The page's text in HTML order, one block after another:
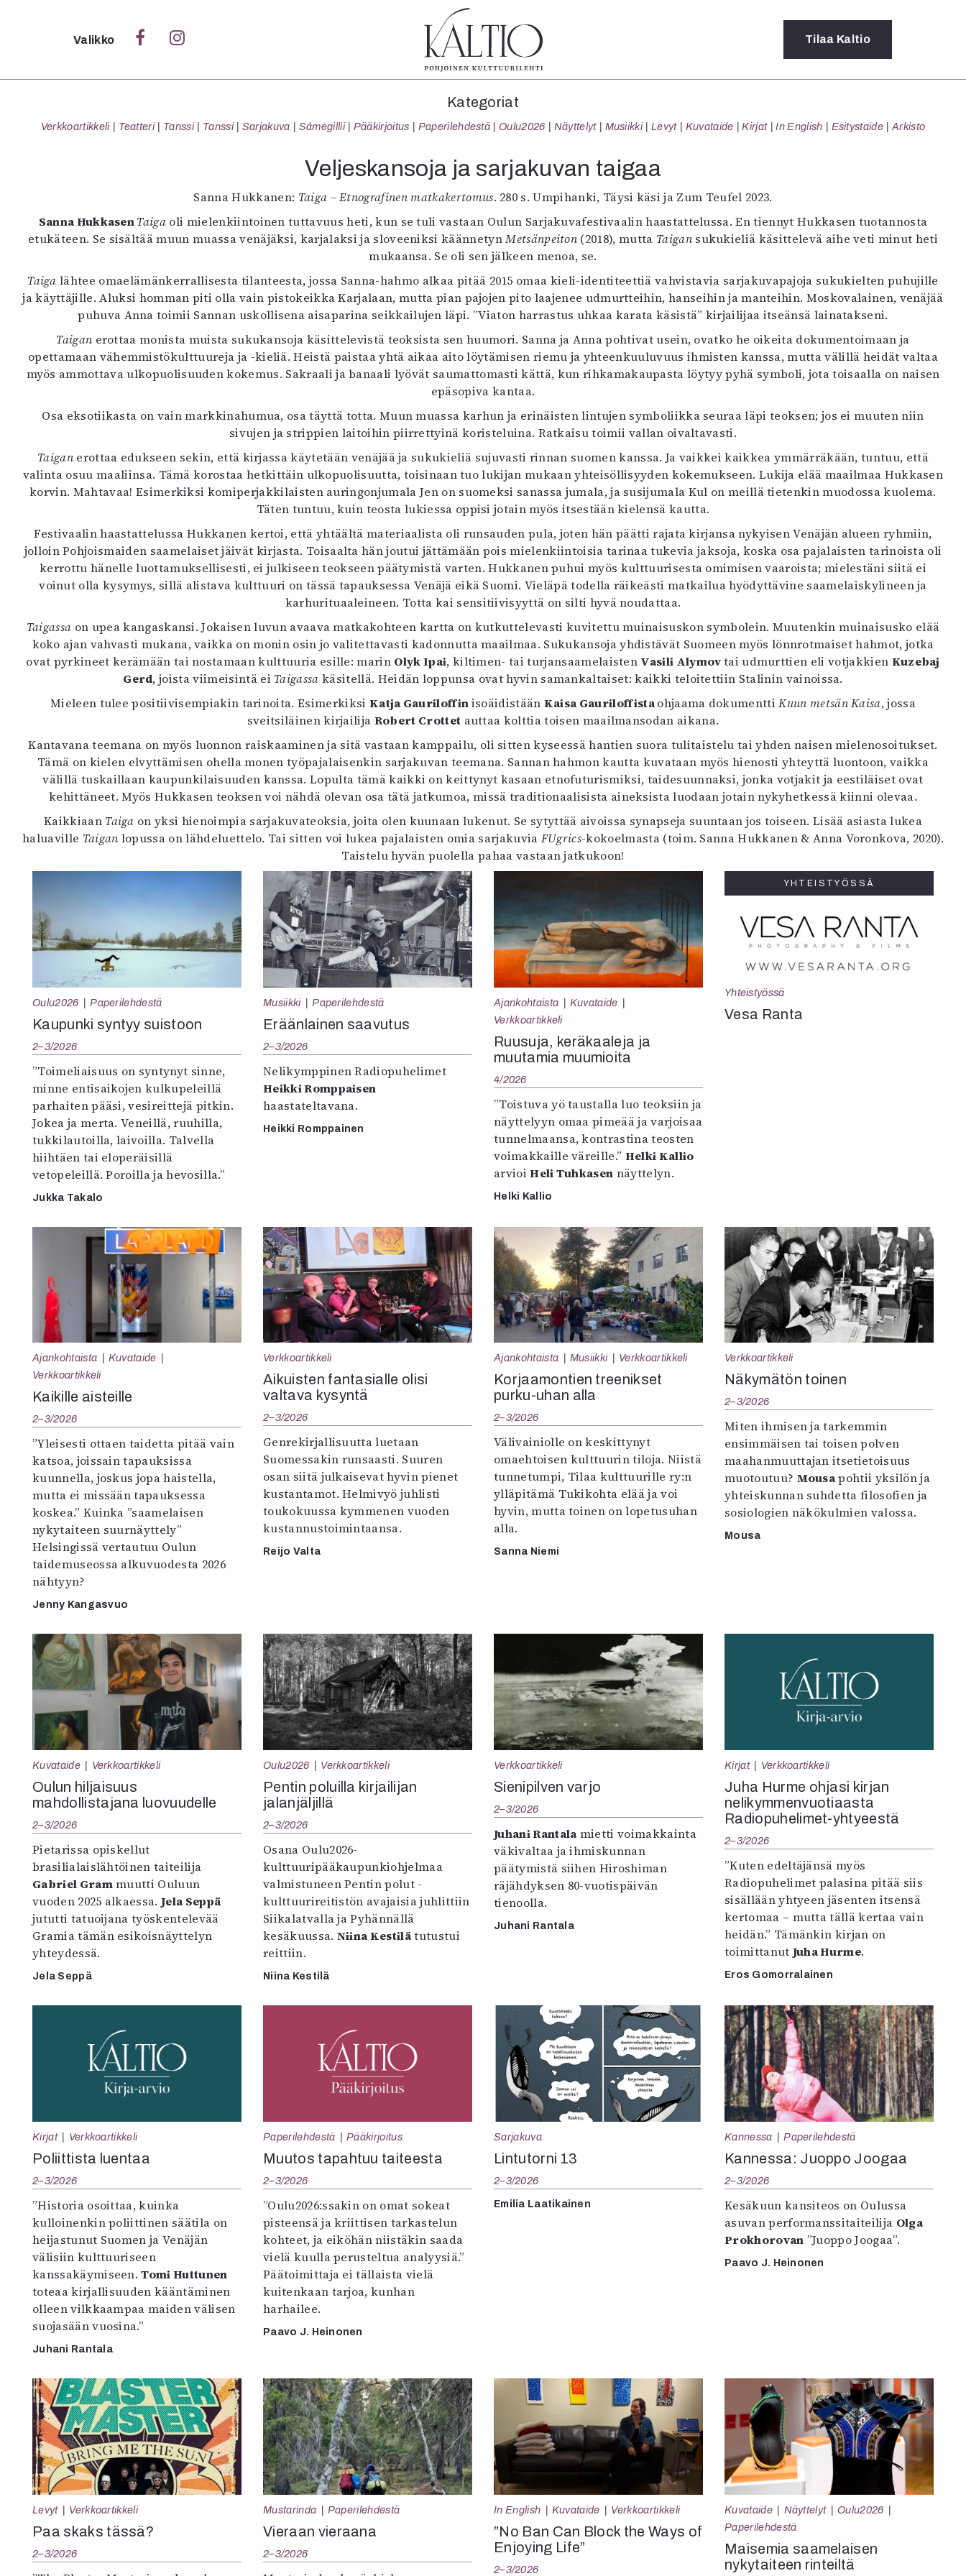
Sulje
Verkkoartikkeli
Tanssi
Tanssi
Sarjakuva
Pääkirjoitus
Paperilehdestä
Näyttelyt
Musiikki
Levyt
Kuvataide
Kirjat
In English
Esitystaide
Lehdet
4/2026
6/2025
5/2025 saame
Lehtiarkisto
Tilaus ja
Yhteistyössä
Toimitus
Mediatiedot
Valikko Tilaa Kaltio
Kategoriat
Verkkoartikkeli Teatteri Tanssi Tanssi Sarjakuva Sámegillii Pääkirjoitus Paperilehdestä Oulu2026 Näyttelyt Musiikki Levyt Kuvataide Kirjat In English Esitystaide Arkisto
Veljeskansoja ja sarjakuvan taigaa
Sanna Hukkanen: Taiga – Etnografinen matkakertomus. 280 s. Umpihanki, Täysi käsi ja Zum Teufel 2023.
Sanna HukkasenTaiga oli mielenkiintoinen tuttavuus heti, kun se tuli vastaan Oulun Sarjakuvafestivaalin haastattelussa. En tiennyt Hukkasen tuotannosta
etukäteen. Se sisältää muun muassa venäjäksi, karjalaksi ja sloveeniksi käännetynMetsänpeiton (2018), mutta Taigan sukukieliä käsittelevä aihe veti minut heti
mukaansa. Se oli sen jälkeen menoa, se.
Taigalähtee omaelämänkerrallisesta tilanteesta, jossa Sanna-hahmo alkaa pitää 2015 omaa kieli-identiteettiä vahvistavia sarjakuvapajoja sukukielten puhujille
ja käyttäjille. Aluksi homman piti olla vain pistokeikka Karjalaan, mutta pian pajojen pito laajenee udmurtteihin, hanseihin ja manteihin. Moskovalainen, venäjää
puhuva Anna toimii Sannan uskollisena aisaparina seikkailujen läpi. ”Viaton harrastus uhkaa karata käsistä” kirjailijaa itseänsä lainatakseni.
Taigan erottaa monista muista sukukansoja käsittelevistä teoksista sen huumori. Sanna ja Anna pohtivat usein, ovatko he oikeita dokumentoimaan ja
opettamaan vähemmistökulttuureja ja -kieliä. Heistä paistaa yhtä aikaa aito löytämisen riemu ja yhteenkuuluvuus ihmisten kanssa, mutta välillä heidät valtaa
myös ammottava ulkopuolisuuden kokemus. Sakraali ja banaali lyövät saumattomasti kättä, kun rihkamakaupasta löytyy pyhä symboli, jota toisaalla on naisen
epäsopiva kantaa.
Osa eksotiikasta on vain markkinahumua, osa täyttä totta. Muun muassa karhun ja erinäisten lintujen symboliikka seuraa läpi teoksen; jos ei muuten niin
sivujen ja strippien laitoihin piirrettyinä koristeluina. Ratkaisu toimii vallan oivaltavasti.
Taigan erottaa edukseen sekin, että kirjassa käytetään venäjää ja sukukieliä sujuvasti rinnan suomen kanssa. Ja vaikkei kaikkea ymmärräkään, tuntuu, että
valinta osuu maaliinsa. Tämä korostaa hetkittäin ulkopuolisuutta, toisinaan tuo lukijan mukaan yhteisöllisyyden kokemukseen. Lukija elää maailmaa Hukkasen
korvin. Mahtavaa! Esimerkiksi komiperjakkilaisten auringonjumala Jen on suomeksi sanassa jumala, ja susijumala Kul on meillä tietenkin muodossa kuolema.
Täten tuntuu, kuin teosta lukiessa oppisi jotain myös itsestään kielensä kautta.
Festivaalin haastattelussa Hukkanen kertoi, että yhtäältä materiaalista oli runsauden pula, joten hän päätti rajata kirjansa nykyisen Venäjän alueen ryhmiin,
jolloin Pohjoismaiden saamelaiset jäivät kirjasta. Toisaalta hän joutui jättämään pois mielenkiintoisia tarinaa tukevia jaksoja, koska osa pajalaisten tarinoista oli
kerrottu hänelle luottamuksellisesti, ei julkiseen teokseen päätymistä varten. Hukkanen puhui myös kulttuurisesta omimisen vaaroista; mielestäni siitä ei
voinut olla kysymys, sillä alistava kulttuuri on tässä tapauksessa Venäjä eikä Suomi. Vieläpä todella räikeästi matkailua hyödyttävine saamelaiskylineen ja
karhurituaaleineen. Totta kai sensitiivisyyttä on silti hyvä noudattaa.
Taigassa on upea kangaskansi. Jokaisen luvun avaava matkakohteen kartta on kutkuttelevasti kuvitettu muinaisuskon symbolein. Muutenkin muinaisusko elää
koko ajan vahvasti mukana, vaikka on monin osin jo valitettavasti kadonnutta maailmaa. Sukukansoja yhdistävät Suomeen myös lönnrotmaiset hahmot, jotka
ovat pyrkineet kerämään tai nostamaan kulttuuria esille: marin Olyk Ipai, kiltimen- tai turjansaamelaisten Vasili Alymovtai udmurttien eli votjakkien Kuzebaj
Gerd, joista viimeisintä ei Taigassakäsitellä. Heidän loppunsa ovat hyvin samankaltaiset: kaikki teloitettiin Stalinin vainoissa.
Mieleen tulee positiivisempiakin tarinoita. Esimerkiksi Katja Gauriloffinisoäidistään Kaisa Gauriloffistaohjaama dokumenttiKuun metsän Kaisa, jossa
sveitsiläinen kirjailija Robert Crottet auttaa kolttia toisen maailmansodan aikana.
Kantavana teemana on myös luonnon raiskaaminen ja sitä vastaan kamppailu, oli sitten kyseessä hantien suora tulitaistelu tai yhden naisen mielenosoitukset.
Tämä on kielen elvyttämisen ohella monen työpajalaisenkin sarjakuvan teemana. Sannan hahmon kautta kuvataan myös hienosti yhteyttä luontoon, vaikka
välillä tuskaillaan kaupunkilaisuuden kanssa. Lopulta tämä kaikki on keittynyt kasaan etnofuturismiksi, taidesuunnaksi, jonka votjakit ja eestiläiset ovat
kehittäneet. Myös Hukkasen teoksen voi nähdä olevan osa tätä jatkumoa, missä traditionaalisista aineksista luodaan jotain nykyhetkessä kiinni olevaa.
Kaikkiaan Taiga on yksi hienoimpia sarjakuvateoksia, joita olen kuunaan lukenut. Se sytyttää aivoissa synapseja suuntaan jos toiseen. Lisää asiasta lukea
haluaville Taigan lopussa on lähdeluettelo. Tai sitten voi lukea pajalaisten omia sarjakuvia FUgrics-kokoelmasta (toim. Sanna Hukkanen & Anna Voronkova, 2020).
Taistelu hyvän puolella pahaa vastaan jatkukoon!
Oulu2026 Paperilehdestä
Kaupunki syntyy suistoon
2–3/2026
”Toimeliaisuus on syntynyt sinne,
minne entisaikojen kulkupeleillä
parhaiten pääsi, vesireittejä pitkin.
Jokea ja merta. Veneillä, ruuhilla,
tukkilautoilla, laivoilla. Talvella
hiihtäen tai eloperäisillä
vetopeleillä. Poroilla ja hevosilla.”
Jukka Takalo
Musiikki Paperilehdestä
Eräänlainen saavutus
2–3/2026
Nelikymppinen Radiopuhelimet
Heikki Romppaisen
haastateltavana.
Heikki Romppainen
Ajankohtaista
Kuvataide
Verkkoartikkeli
Ruusuja, keräkaaleja ja
muutamia muumioita
4/2026
”Toistuva yö taustalla luo teoksiin ja
näyttelyyn omaa pimeää ja varjoisaa
tunnelmaansa, kontrastina teosten
voimakkaille väreille.” Helki Kallio
arvioiHeli Tuhkasen näyttelyn.
Helki Kallio
YHTEISTYÖSSÄ
Yhteistyössä
Vesa Ranta
Ajankohtaista
Kuvataide
Verkkoartikkeli
Kaikille aisteille
2–3/2026
”Yleisesti ottaen taidetta pitää vain
katsoa, joissain tapauksissa
kuunnella, joskus jopa haistella,
mutta ei missään tapauksessa
koskea.” Kuinka ”saamelaisen
nykytaiteen suurnäyttely”
Helsingissä vertautuu Oulun
taidemuseossa alkuvuodesta 2026
nähtyyn?
Jenny Kangasvuo
Verkkoartikkeli
Aikuisten fantasialle olisi
valtava kysyntä
2–3/2026
Genrekirjallisuutta luetaan
Suomessakin runsaasti. Suuren
osan siitä julkaisevat hyvin pienet
kustantamot. Helmivyö juhlisti
toukokuussa kymmenen vuoden
kustannustoimintaansa.
Reijo Valta
Ajankohtaista Musiikki Verkkoartikkeli
Korjaamontien treenikset
purku-uhan alla
2–3/2026
Välivainiolle on keskittynyt
omaehtoisen kulttuurin tiloja. Niistä
tunnetumpi, Tilaa kulttuurille ry:n
ylläpitämä Tukikohta elää ja voi
hyvin, mutta toinen on lopetusuhan
alla.
Sanna Niemi
Verkkoartikkeli
Näkymätön toinen
2–3/2026
Miten ihmisen ja tarkemmin
ensimmäisen tai toisen polven
maahanmuuttajan itsetietoisuus
muotoutuu? Mousapohtii yksilön ja
yhteiskunnan suhdetta filosofien ja
sosiologien näkökulmien valossa.
Mousa
Kuvataide Verkkoartikkeli
Oulun hiljaisuus
mahdollistajana luovuudelle
2–3/2026
Pietarissa opiskellut
brasilialaislähtöinen taiteilija
Gabriel Grammuutti Ouluun
vuoden 2025 alkaessa.Jela Seppä
jututti tatuoijana työskentelevää
Gramia tämän esikoisnäyttelyn
yhteydessä.
Jela Seppä
Oulu2026 Verkkoartikkeli
Pentin poluilla kirjailijan
jalanjäljillä
2–3/2026
Osana Oulu2026-
kulttuuripääkaupunkiohjelmaa
valmistuneen Pentin polut -
kulttuurireitistön avajaisia juhlittiin
Siikalatvalla ja Pyhännällä
kesäkuussa. Niina Kestilätutustui
reittiin.
Niina Kestilä
Verkkoartikkeli
Sienipilven varjo
2–3/2026
Juhani Rantala mietti voimakkainta
väkivaltaa ja ihmiskunnan
päätymistä siihen Hiroshiman
räjähdyksen 80-vuotispäivän
tienoolla.
Juhani Rantala
Kirjat Verkkoartikkeli
Juha Hurme ohjasi kirjan
nelikymmenvuotiaasta
Radiopuhelimet-yhtyeestä
2–3/2026
”Kuten edeltäjänsä myös
Radiopuhelimet palasina pitää siis
sisällään yhtyeen jäsenten itsensä
kertomaa – mutta tällä kertaa vain
heidän.” Tämänkin kirjan on
toimittanut Juha Hurme.
Eros Gomorralainen
Kirjat Verkkoartikkeli
Poliittista luentaa
2–3/2026
”Historia osoittaa, kuinka
kulloinenkin poliittinen säätila on
heijastunut Suomen ja Venäjän
välisiin kulttuuriseen
kanssakäymiseen.Tomi Huttunen
toteaa kirjallisuuden kääntäminen
olleen vilkkaampaa maiden välisen
suojasään vuosina.”
Juhani Rantala
Paperilehdestä Pääkirjoitus
Muutos tapahtuu taiteesta
2–3/2026
”Oulu2026:ssakin on omat sokeat
pisteensä ja kriittisen tarkastelun
kohteet, ja eiköhän niistäkin saada
vielä kuulla perusteltua analyysiä.”
Päätoimittaja ei tällaista vielä
kuitenkaan tarjoa, kunhan
harhailee.
Paavo J. Heinonen
Sarjakuva
Lintutorni 13
2–3/2026
Emilia Laatikainen
Kannessa Paperilehdestä
Kannessa: Juoppo Joogaa
2–3/2026
Kesäkuun kansiteos on Oulussa
asuvan performanssitaiteilija Olga
Prokhorovan ”Juoppo Joogaa”.
Paavo J. Heinonen
Levyt Verkkoartikkeli
Paa skaks tässä?
2–3/2026
Mustarinda Paperilehdestä
Vieraan vieraana
2–3/2026
In English Kuvataide Verkkoartikkeli
”No Ban Can Block the Ways of
Enjoying Life”
2–3/2026
Kuvataide Näyttelyt
Oulu2026
Paperilehdestä
Maisemia saamelaisen
nykytaiteen rinteiltä